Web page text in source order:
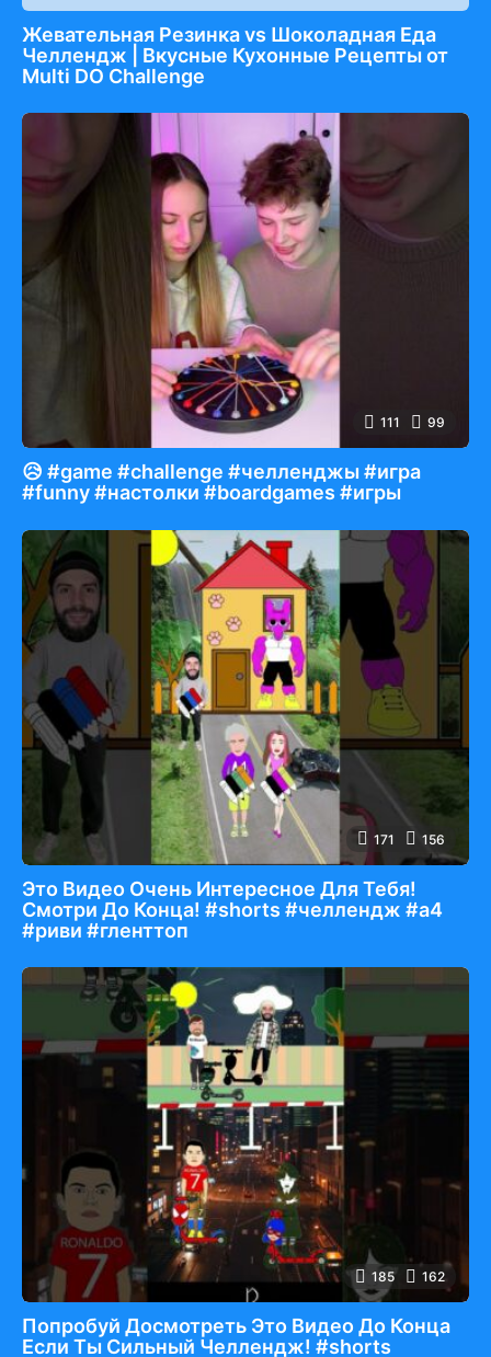
Жевательная Резинка vs Шоколадная Еда
Челлендж | Вкусные Кухонные Рецепты от
Multi DO Challenge
111 99
😥 #game #challenge #челленджы #игра
#funny #настолки #boardgames #игры
171 156
Это Видео Очень Интересное Для Тебя!
Смотри До Конца! #shorts #челлендж #а4
#риви #гленттоп
185 162
Попробуй Досмотреть Это Видео До Конца
Если Ты Сильный Челлендж! #shorts